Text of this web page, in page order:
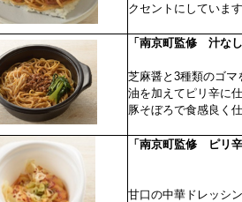
クセントにしています
「南京町監修 汁な
芝麻醤と3種類のゴマ
油を加えてピリ辛に
豚そぼろで食感良く
「南京町監修 ピリ
（税
甘口の中華ドレッシ